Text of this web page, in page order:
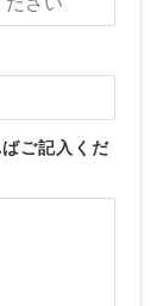
ご記入くだ